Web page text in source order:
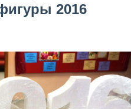
2016